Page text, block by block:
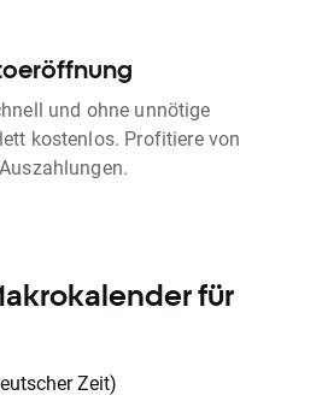
und ohne unnötige
kostenlos. Profitiere von
für
Zeit)